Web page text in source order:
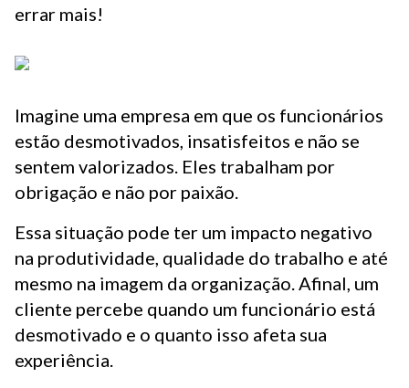
errar mais!
Imagine uma empresa em que os funcionários
estão desmotivados, insatisfeitos e não se
sentem valorizados. Eles trabalham por
obrigação e não por paixão.
Essa situação pode ter um impacto negativo
na produtividade, qualidade do trabalho e até
mesmo na imagem da organização. Afinal, um
cliente percebe quando um funcionário está
desmotivado e o quanto isso afeta sua
experiência.